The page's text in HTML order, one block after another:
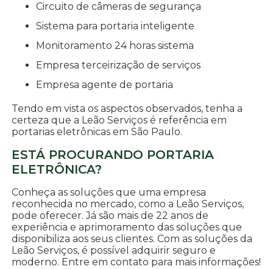
circuito de câmeras de segurança
sistema para portaria inteligente
monitoramento 24 horas sistema
empresa terceirização de serviços
empresa agente de portaria
Tendo em vista os aspectos observados, tenha a
certeza que a Leão Serviços é referência em
portarias eletrônicas em São Paulo.
ESTÁ PROCURANDO PORTARIA
ELETRÔNICA?
Conheça as soluções que uma empresa
reconhecida no mercado, como a Leão Serviços,
pode oferecer. Já são mais de 22 anos de
experiência e aprimoramento das soluções que
disponibiliza aos seus clientes. Com as soluções da
Leão Serviços, é possível adquirir seguro e
moderno. Entre em contato para mais informações!